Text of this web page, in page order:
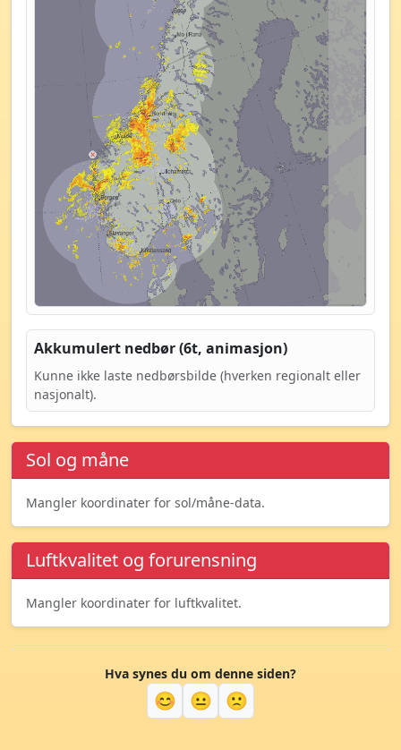
Akkumulert nedbør (6t, animasjon)
Kunne ikke laste nedbørsbilde (hverken regionalt eller
nasjonalt).
Sol og måne
Mangler koordinater for sol/måne-data.
Luftkvalitet og forurensning
Mangler koordinater for luftkvalitet.
Hva synes du om denne siden?
😊 😐 🙁